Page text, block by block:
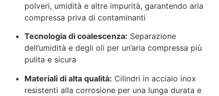
polveri, umidità e altre impurità, garantendo aria
compressa priva di contaminanti
Tecnologia di coalescenza: Separazione
dell’umidità e degli oli per un’aria compressa più
pulita e sicura
Materiali di alta qualità: Cilindri in acciaio inox
resistenti alla corrosione per una lunga durata e